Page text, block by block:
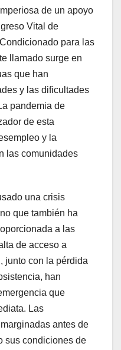
de un apoyo
Vital de
para las
llamado surge en
que han
y las dificultades
pandemia de
de esta
y la
las comunidades
una crisis
que también ha
a las
de acceso a
junto con la pérdida
han
que
Las
antes de
sus condiciones de